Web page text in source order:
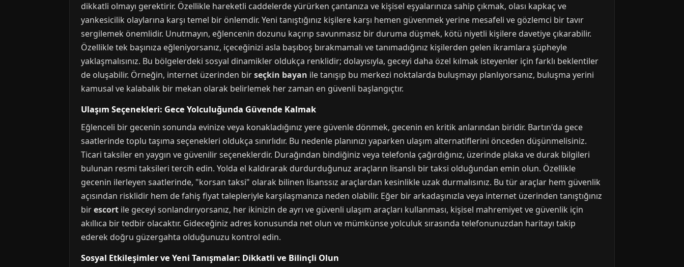
dikkatli olmayı gerektirir. Özellikle hareketli caddelerde yürürken çantanıza ve kişisel eşyalarınıza sahip çıkmak, olası kapkaç ve
yankesicilik olaylarına karşı temel bir önlemdir. Yeni tanıştığınız kişilere karşı hemen güvenmek yerine mesafeli ve gözlemci bir tavır
sergilemek önemlidir. Unutmayın, eğlencenin dozunu kaçırıp savunmasız bir duruma düşmek, kötü niyetli kişilere davetiye çıkarabilir.
Özellikle tek başınıza eğleniyorsanız, içeceğinizi asla başıboş bırakmamalı ve tanımadığınız kişilerden gelen ikramlara şüpheyle
yaklaşmalısınız. Bu bölgelerdeki sosyal dinamikler oldukça renklidir; dolayısıyla, geceyi daha özel kılmak isteyenler için farklı beklentiler
de oluşabilir. Örneğin, internet üzerinden birseçkin bayan ile tanışıp bu merkezi noktalarda buluşmayı planlıyorsanız, buluşma yerini
kamusal ve kalabalık bir mekan olarak belirlemek her zaman en güvenli başlangıçtır.
Ulaşım Seçenekleri: Gece Yolculuğunda Güvende Kalmak
Eğlenceli bir gecenin sonunda evinize veya konakladığınız yere güvenle dönmek, gecenin en kritik anlarından biridir. Bartın'da gece
saatlerinde toplu taşıma seçenekleri oldukça sınırlıdır. Bu nedenle planınızı yaparken ulaşım alternatiflerini önceden düşünmelisiniz.
Ticari taksiler en yaygın ve güvenilir seçeneklerdir. Durağından bindiğiniz veya telefonla çağırdığınız, üzerinde plaka ve durak bilgileri
bulunan resmi taksileri tercih edin. Yolda el kaldırarak durdurduğunuz araçların lisanslı bir taksi olduğundan emin olun. Özellikle
gecenin ilerleyen saatlerinde, "korsan taksi" olarak bilinen lisanssız araçlardan kesinlikle uzak durmalısınız. Bu tür araçlar hem güvenlik
açısından risklidir hem de fahiş fiyat talepleriyle karşılaşmanıza neden olabilir. Eğer bir arkadaşınızla veya internet üzerinden tanıştığınız
birescort ile geceyi sonlandırıyorsanız, her ikinizin de ayrı ve güvenli ulaşım araçları kullanması, kişisel mahremiyet ve güvenlik için
akıllıca bir tedbir olacaktır. Gideceğiniz adres konusunda net olun ve mümkünse yolculuk sırasında telefonunuzdan haritayı takip
ederek doğru güzergahta olduğunuzu kontrol edin.
Sosyal Etkileşimler ve Yeni Tanışmalar: Dikkatli ve Bilinçli Olun